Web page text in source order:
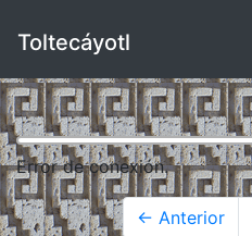
Toltecáyotl
Error de conexión.
← Anterior